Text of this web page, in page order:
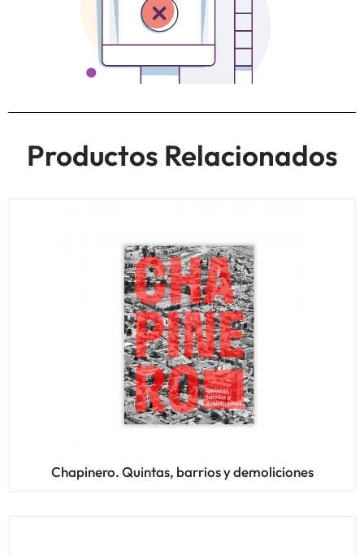
Productos Relacionados
Chapinero. Quintas, barrios y demoliciones